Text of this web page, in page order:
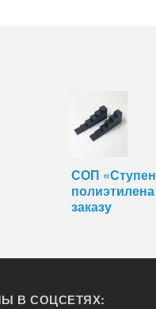
СОП
заказу
В СОЦСЕТЯХ: